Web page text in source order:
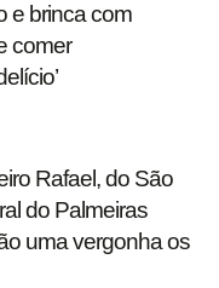
e brinca com
comer
Rafael, do São
do Palmeiras
uma vergonha os